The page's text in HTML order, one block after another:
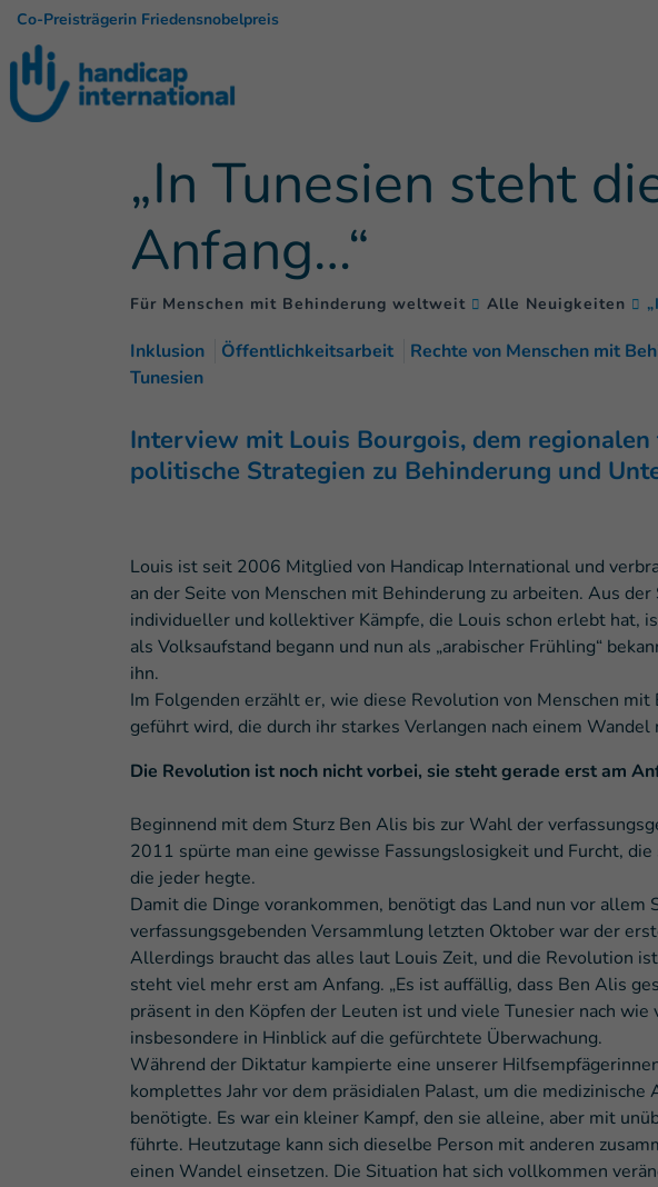
Co-Preisträgerin Friedensnobelpreis
„In Tunesien steht
Anfang…“
Für Menschen mit Behinderung weltweit Alle Neuigkeiten
Inklusion Öffentlichkeitsarbeit
Rechte von Menschen mit
Tunesien
Interview mit Louis Bourgois, dem
politische Strategien zu Behinderung und
Louis ist seit 2006 Mitglied von Handicap International und
an der Seite von Menschen mit Behinderung zu arbeiten. Aus
individueller und kollektiver Kämpfe, die Louis schon erlebt hat,
als Volksaufstand begann und nun als „arabischer Frühling“
ihn.
Im Folgenden erzählt er, wie diese Revolution von Menschen
geführt wird, die durch ihr starkes Verlangen nach einem
Die Revolution ist noch nicht vorbei, sie steht gerade erst am
Beginnend mit dem Sturz Ben Alis bis zur Wahl der
2011 spürte man eine gewisse Fassungslosigkeit und Furcht,
die jeder hegte.
Damit die Dinge vorankommen, benötigt das Land nun vor allem
verfassungsgebenden Versammlung letzten Oktober war der
Allerdings braucht das alles laut Louis Zeit, und die Revolution
steht viel mehr erst am Anfang. „Es ist auffällig, dass Ben Alis
präsent in den Köpfen der Leuten ist und viele Tunesier nach wie
insbesondere in Hinblick auf die gefürchtete Überwachung.
Während der Diktatur kampierte eine unserer
komplettes Jahr vor dem präsidialen Palast, um die
benötigte. Es war ein kleiner Kampf, den sie alleine, aber mit
führte. Heutzutage kann sich dieselbe Person mit anderen
einen Wandel einsetzen. Die Situation hat sich vollkommen